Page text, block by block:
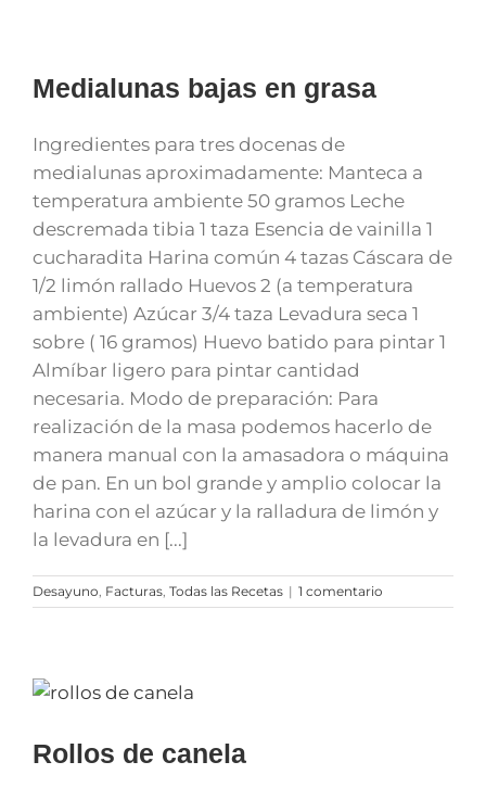
Medialunas bajas en grasa
Ingredientes para tres docenas de
medialunas aproximadamente: Manteca a
temperatura ambiente 50 gramos Leche
descremada tibia 1 taza Esencia de vainilla 1
cucharadita Harina común 4 tazas Cáscara de
1/2 limón rallado Huevos 2 (a temperatura
ambiente) Azúcar 3/4 taza Levadura seca 1
sobre ( 16 gramos) Huevo batido para pintar 1
Almíbar ligero para pintar cantidad
necesaria. Modo de preparación: Para
realización de la masa podemos hacerlo de
manera manual con la amasadora o máquina
de pan. En un bol grande y amplio colocar la
harina con el azúcar y la ralladura de limón y
la levadura en [...]
Desayuno Facturas Todas las Recetas | 1 comentario
Rollos de canela